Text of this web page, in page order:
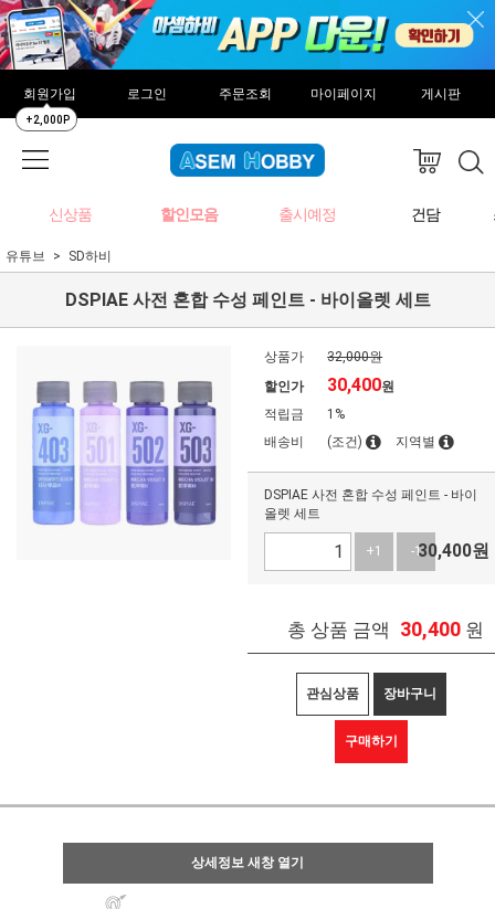
회원가입
+2,000P
로그인 주문조회 마이페이지 게시판
신상품 할인모음 출시예정 건담
유튜브 SD하비
DSPIAE 사전 혼합 수성 페인트 - 바이올렛 세트
상품가
32,000원
할인가
30,400원
적립금
1%
배송비
(조건) 지역별
DSPIAE 사전 혼합 수성 페인트 - 바이
올렛 세트
+1 -130,400원
총 상품 금액 30,400 원
관심상품 장바구니
구매하기
상세정보 새창 열기